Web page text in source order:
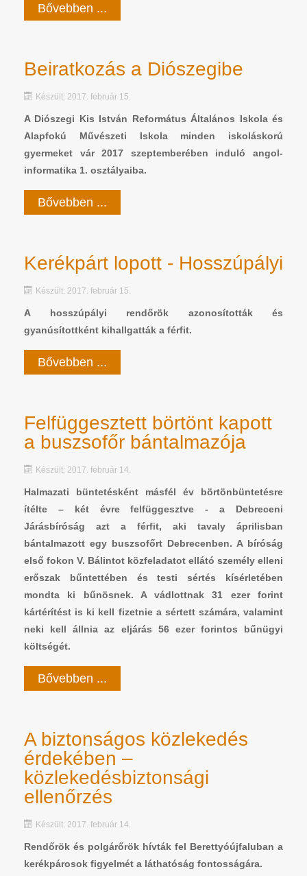
Bővebben ...
Beiratkozás a Diószegibe
Készült: 2017. február 15.
A Diószegi Kis István Református Általános Iskola és
Alapfokú Művészeti Iskola minden iskoláskorú
gyermeket vár 2017 szeptemberében induló angol-
informatika 1. osztályaiba.
Bővebben ...
Kerékpárt lopott - Hosszúpályi
Készült: 2017. február 15.
A hosszúpályi rendőrök azonosították és
gyanúsítottként kihallgatták a férfit.
Bővebben ...
Felfüggesztett börtönt kapott
a buszsofőr bántalmazója
Készült: 2017. február 14.
Halmazati büntetésként másfél év börtönbüntetésre
ítélte – két évre felfüggesztve - a Debreceni
Járásbíróság azt a férfit, aki tavaly áprilisban
bántalmazott egy buszsofőrt Debrecenben. A bíróság
első fokon V. Bálintot közfeladatot ellátó személy elleni
erőszak bűntettében és testi sértés kísérletében
mondta ki bűnösnek. A vádlottnak 31 ezer forint
kártérítést is ki kell fizetnie a sértett számára, valamint
neki kell állnia az eljárás 56 ezer forintos bűnügyi
költségét.
Bővebben ...
A biztonságos közlekedés
érdekében –
közlekedésbiztonsági
ellenőrzés
Készült: 2017. február 14.
Rendőrök és polgárőrök hívták fel Berettyóújfaluban a
kerékpárosok figyelmét a láthatóság fontosságára.